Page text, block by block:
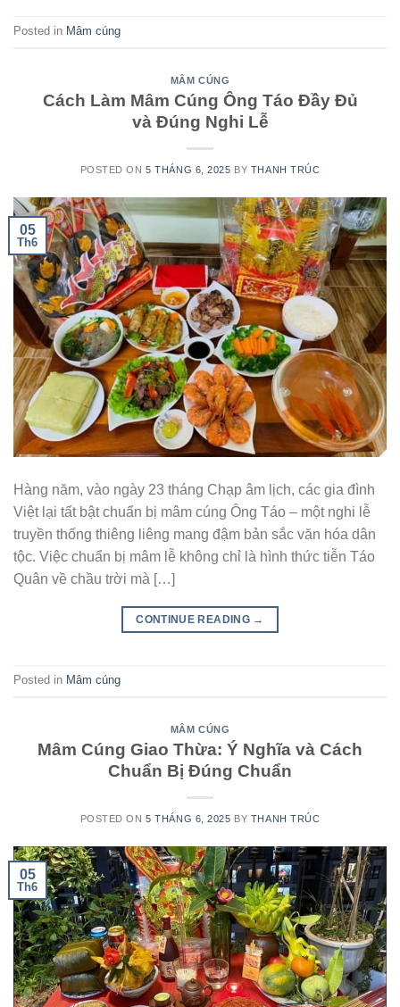
Posted in Mâm cúng
MÂM CÚNG
Cách Làm Mâm Cúng Ông Táo Đầy Đủ
và Đúng Nghi Lễ
POSTED ON5 THÁNG 6, 2025 BY THANH TRÚC
05
Th6
Hàng năm, vào ngày 23 tháng Chạp âm lịch, các gia đình
Việt lại tất bật chuẩn bị mâm cúng Ông Táo – một nghi lễ
truyền thống thiêng liêng mang đậm bản sắc văn hóa dân
tộc. Việc chuẩn bị mâm lễ không chỉ là hình thức tiễn Táo
Quân về chầu trời mà […]
CONTINUE READING →
Posted in Mâm cúng
MÂM CÚNG
Mâm Cúng Giao Thừa: Ý Nghĩa và Cách
Chuẩn Bị Đúng Chuẩn
POSTED ON5 THÁNG 6, 2025 BY THANH TRÚC
05
Th6